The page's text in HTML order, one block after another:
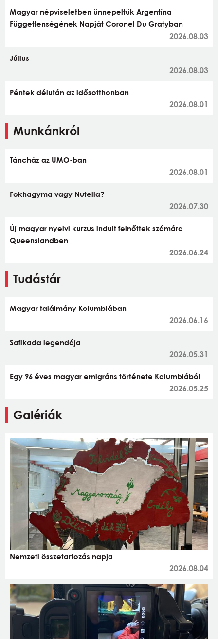
Magyar népviseletben ünnepeltük Argentína
Függetlenségének Napját Coronel Du Gratyban
2026.08.03
Július
2026.08.03
Péntek délután az idősotthonban
2026.08.01
Munkánkról
Táncház az UMO-ban
2026.08.01
Fokhagyma vagy Nutella?
2026.07.30
Új magyar nyelvi kurzus indult felnőttek számára
Queenslandben
2026.06.24
Tudástár
Magyar találmány Kolumbiában
2026.06.16
Safikada legendája
2026.05.31
Egy 96 éves magyar emigráns története Kolumbiából
2026.05.25
Galériák
Nemzeti összetartozás napja
2026.08.04